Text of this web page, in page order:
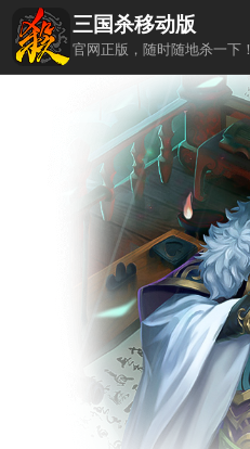
三国杀移动版
官网正版，随时随地杀一下！
返回